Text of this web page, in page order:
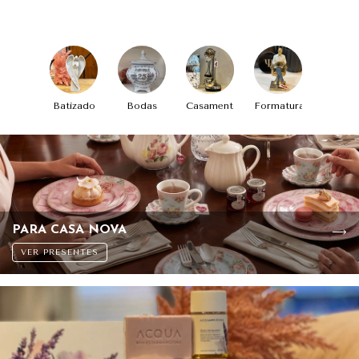
Batizado Bodas Casamento Formatura
PARA CASA NOVA
VER PRESENTES